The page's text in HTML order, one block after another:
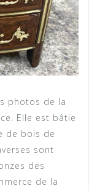
photos de la
Elle est bâtie
de bois de
sont
des
de la